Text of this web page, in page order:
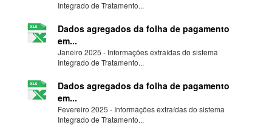
Integrado de Tratamento...
Dados agregados da folha de pagamento
em...
Janeiro 2025 - Informações extraídas do sistema
Integrado de Tratamento...
Dados agregados da folha de pagamento
em...
Fevereiro 2025 - Informações extraídas do sistema
Integrado de Tratamento...